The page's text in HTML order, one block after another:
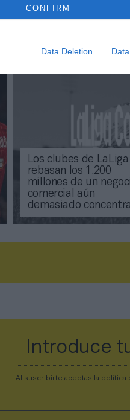
CONFIRM
Data Deletion
Los clubes de LaLiga
rebasan los 1.200
millones de un
comercial aún
demasiado
Al suscribirte aceptas la política